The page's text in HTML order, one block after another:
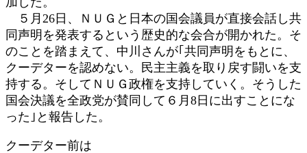
５月26日、ＮＵＧと日本の国会議員が直接会話し共
同声明を発表するという歴史的な会合が開かれた。そ
のことを踏まえて、中川さんが｢共同声明をもとに、
クーデターを認めない。民主主義を取り戻す闘いを支
持する。そしてＮＵＧ政権を支持していく。そうした
国会決議を全政党が賛同して６月8日に出すことにな
った｣と報告した。
クーデター前は